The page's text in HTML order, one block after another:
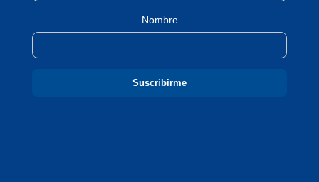
Nombre